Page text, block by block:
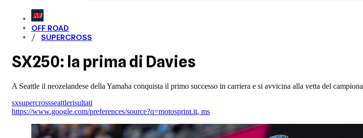
OFF ROAD
SUPERCROSS
SX250: la prima di Davies
A Seattle il neozelandese della Yamaha conquista il primo successo in carriera e si avvicina alla vetta del
sxsupercrossseattlerisultati
https://www.google.com/preferences/source?q=motosprint.it, ms